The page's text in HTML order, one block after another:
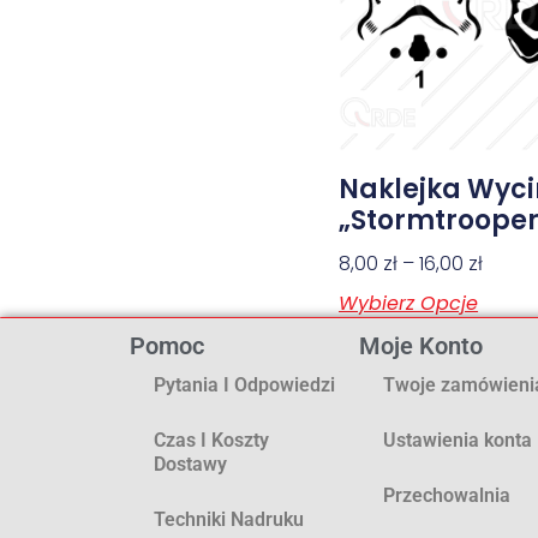
Naklejka
8,00 zł –16,00 zł
Wybierz Opcje
Pomoc
Pytania I Odpowiedzi
Czas I Koszty
Dostawy
Techniki Nadruku
Moje Konto
Twoje
Ustawienia konta
Przechowalnia